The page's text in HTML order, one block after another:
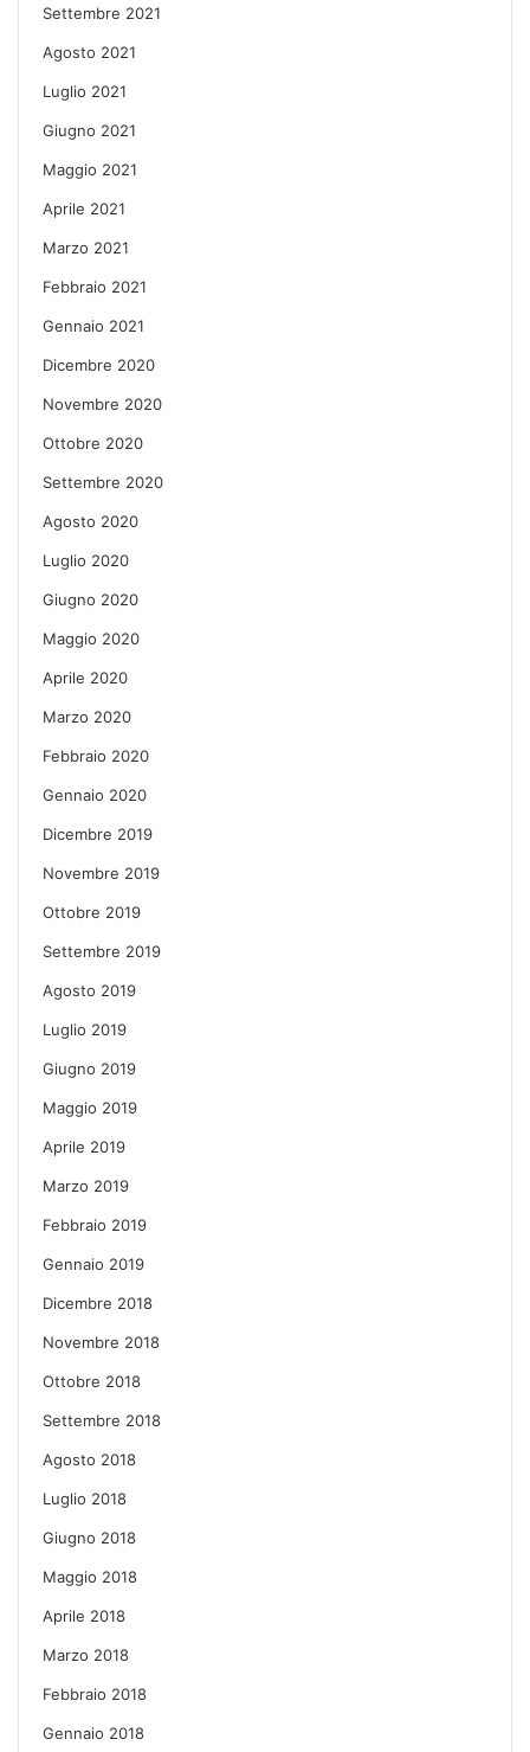
Settembre 2021
Agosto 2021
Luglio 2021
Giugno 2021
Maggio 2021
Aprile 2021
Marzo 2021
Febbraio 2021
Gennaio 2021
Dicembre 2020
Novembre 2020
Ottobre 2020
Settembre 2020
Agosto 2020
Luglio 2020
Giugno 2020
Maggio 2020
Aprile 2020
Marzo 2020
Febbraio 2020
Gennaio 2020
Dicembre 2019
Novembre 2019
Ottobre 2019
Settembre 2019
Agosto 2019
Luglio 2019
Giugno 2019
Maggio 2019
Aprile 2019
Marzo 2019
Febbraio 2019
Gennaio 2019
Dicembre 2018
Novembre 2018
Ottobre 2018
Settembre 2018
Agosto 2018
Luglio 2018
Giugno 2018
Maggio 2018
Aprile 2018
Marzo 2018
Febbraio 2018
Gennaio 2018